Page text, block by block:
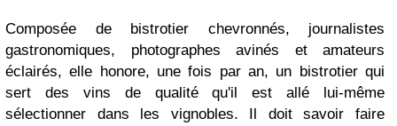
Composée de bistrotier chevronnés, journalistes
gastronomiques, photographes avinés et amateurs
éclairés, elle honore, une fois par an, un bistrotier qui
sert des vins de qualité qu'il est allé lui-même
sélectionner dans les vignobles. Il doit savoir faire